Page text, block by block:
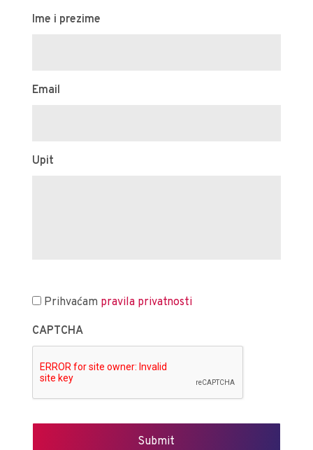
Ime i prezime
Email
Upit
Prihvaćam pravila privatnosti
CAPTCHA